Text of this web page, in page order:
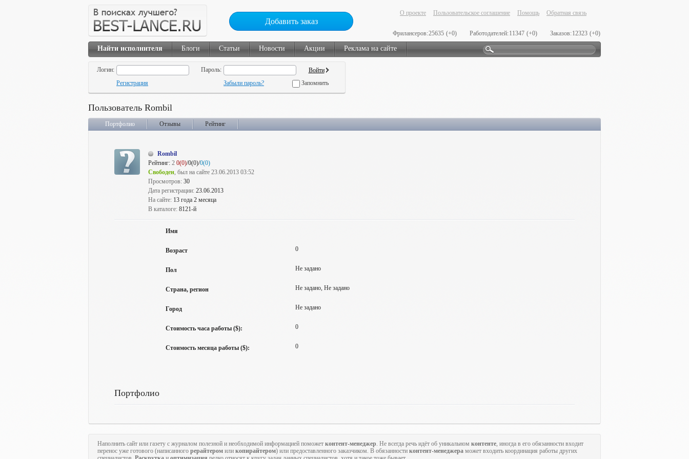
Добавить заказ
О проекте Пользовательское соглашение Помощь Обратная связь
Фрилансеров:25635 (+0) Работодателей:11347 (+0) Заказов:12323 (+0)
Найти исполнителя Блоги Статьи Новости Акции Реклама на сайте
Логин:
Пароль:
Регистрация
Забыли пароль? Запомнить
Пользователь Rombil
Портфолио Отзывы Рейтинг
Rombil
Рейтинг: 2 0(0)/0(0)/0(0)
Свободен, был на сайте 23.06.2013 03:52
Просмотров: 30
Дата регистрации: 23.06.2013
На сайте: 13 года 2 месяца
В каталоге: 8121-й
Имя
Возраст 0
Пол Не задано
Страна, регион Не задано, Не задано
Город Не задано
Стоимость часа работы ($): 0
Стоимость месяца работы ($): 0
Портфолио
Наполнить сайт или газету с журналом полезной и необходимой информацией поможет контент-менеджер. Не всегда речь идёт об уникальном контенте, иногда в его обязанности входит
перенос уже готового (написанного рерайтером или копирайтером) или предоставленного заказчиком. В обязанности контент-менеджера может входить координация работы других